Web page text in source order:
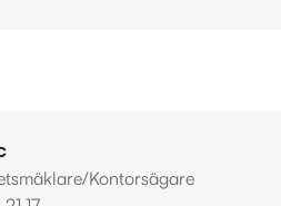
Kontorsägare